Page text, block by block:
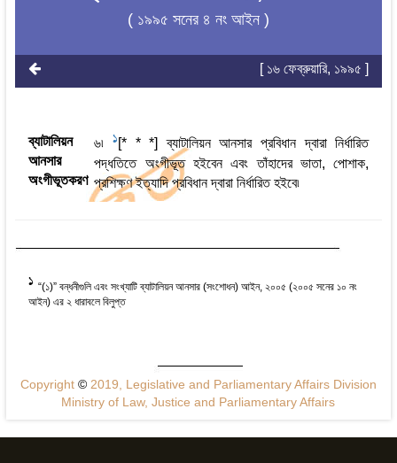
( ১৯৯৫ সনের ৪ নং আইন )
[ ১৬ ফেব্রুয়ারি, ১৯৯৫ ]
ব্যাটালিয়ন
আনসার
অংগীভূতকরণ
৬৷ 1[* * *] ব্যাটালিয়ন আনসার প্রবিধান দ্বারা নির্ধারিত
পদ্ধতিতে অংগীভূত হইবেন এবং তাঁহাদের ভাতা, পোশাক,
প্রশিক্ষণ ইত্যাদি প্রবিধান দ্বারা নির্ধারিত হইবে৷
1 “(১)” বন্ধনীগুলি এবং সংখ্যাটি ব্যাটালিয়ন আনসার (সংশোধন) আইন, ২০০৫ (২০০৫ সনের ১০ নং
আইন) এর ২ ধারাবলে বিলুপ্ত
Copyright ©2019, Legislative and Parliamentary Affairs Division
Ministry of Law, Justice and Parliamentary Affairs